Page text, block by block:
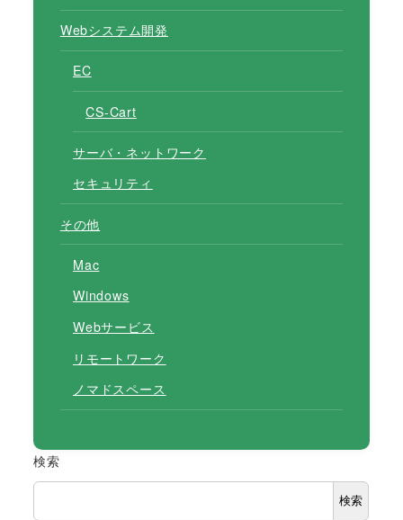
Webシステム開発
EC
CS-Cart
サーバ・ネットワーク
セキュリティ
その他
Mac
Windows
Webサービス
リモートワーク
ノマドスペース
検索
検索